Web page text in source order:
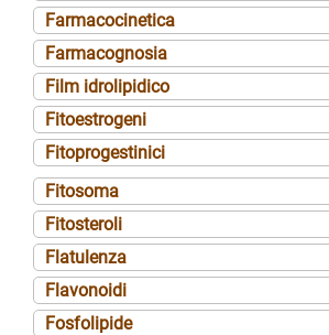
Farmacocinetica
Farmacognosia
Film idrolipidico
Fitoestrogeni
Fitoprogestinici
Fitosoma
Fitosteroli
Flatulenza
Flavonoidi
Fosfolipide